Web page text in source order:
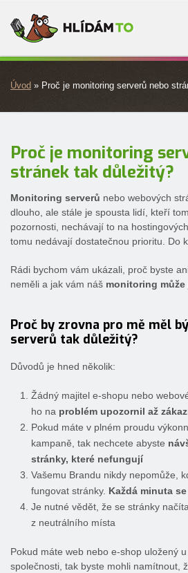
HLÍDÁM TO
O nás
Ceník
Kontakt
Přihlášení
Registrace
Úvod » Proč je monitoring serverů nebo
Proč je monitoring
stránek tak důležitý?
Monitoring serverů nebo webových
dlouho, ale stále je spousta lidí, kteří
pozornosti, nechávají to na
tomu nedávají dostatečnou prioritu. Do
Rádi bychom vám ukázali, proč byste
neměli a jak vám náš monitoring
Proč by zrovna pro mě měl
serverů tak důležitý?
Důvodů je hned několik:
Žádný majitel e-shopu nebo
ho na problém upozornil až
Pokud máte v plném proudu
kampaně, tak nechcete abyste
stránky, které nefungují
Vašemu Brandu nikdy nepomůže,
fungovat stránky. Každá minuta
Je nutné vědět, že se stránky
z neutrálního místa
Pokud máte web nebo e-shop uložený
společnosti, tak byste mohli namítnout,